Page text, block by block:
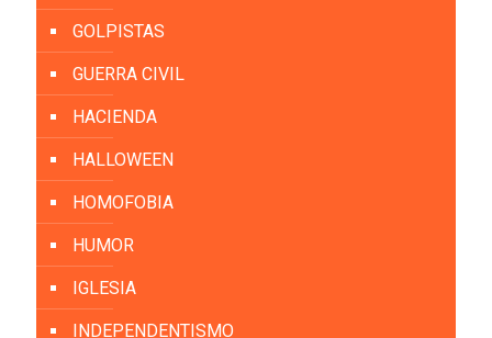
GOLPISTAS
GUERRA CIVIL
HACIENDA
HALLOWEEN
HOMOFOBIA
HUMOR
IGLESIA
INDEPENDENTISMO